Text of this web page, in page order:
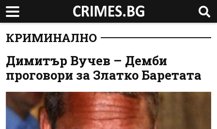
КРИМИНАЛНО
Димитър Вучев – Демби
проговори за Златко Баретата